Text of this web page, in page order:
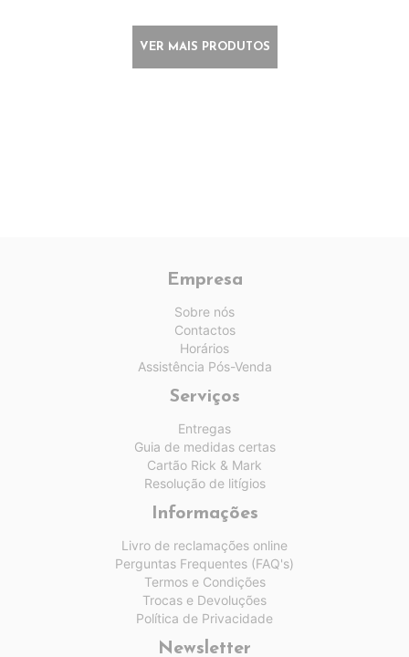
VER MAIS PRODUTOS
Empresa
Sobre nós
Contactos
Horários
Assistência Pós-Venda
Serviços
Entregas
Guia de medidas certas
Cartão Rick & Mark
Resolução de litígios
Informações
Livro de reclamações online
Perguntas Frequentes (FAQ's)
Termos e Condições
Trocas e Devoluções
Política de Privacidade
Newsletter